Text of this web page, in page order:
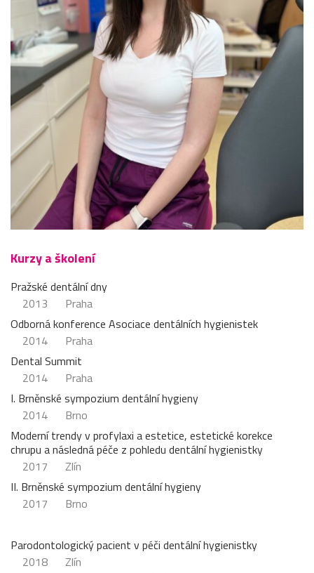
Kurzy a školení
Pražské dentální dny
2013
Praha
Odborná konference Asociace dentálních hygienistek
2014
Praha
Dental Summit
2014
Praha
I. Brněnské sympozium dentální hygieny
2014
Brno
Moderní trendy v profylaxi a estetice, estetické korekce
chrupu a následná péče z pohledu dentální hygienistky
2017
Zlín
II. Brněnské sympozium dentální hygieny
2017
Brno
Parodontologický pacient v péči dentální hygienistky
2018
Zlín